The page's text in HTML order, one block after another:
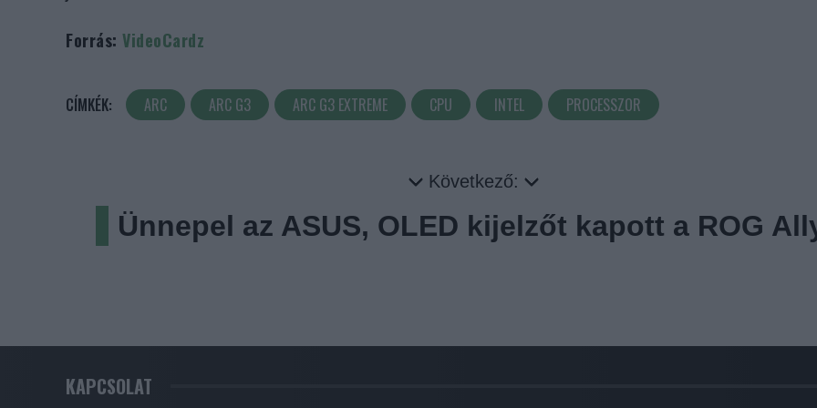
Forrás: VideoCardz
CÍMKÉK: ARC ARC G3 ARC G3 EXTREME CPU INTEL PROCESSZOR
Következő:
Ünnepel az ASUS, OLED kijelzőt kapott a ROG
KAPCSOLAT